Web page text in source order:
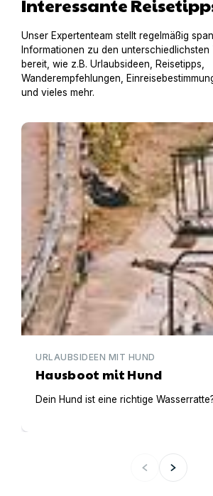
Unser Expertenteam stellt regelmäßig
Informationen zu den unterschiedlichsten
bereit, wie z.B. Urlaubsideen, Reisetipps,
Wanderempfehlungen,
und vieles mehr.
Hausboot mit Hund
URLAUBSIDEEN MIT HUND
Hausboot mit Hund
Dein Hund ist eine richtige